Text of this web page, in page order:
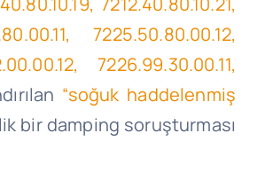
7225.50.80.00.12,
7226.99.30.00.11,
“soğuk haddelenmiş
birdamping soruşturması